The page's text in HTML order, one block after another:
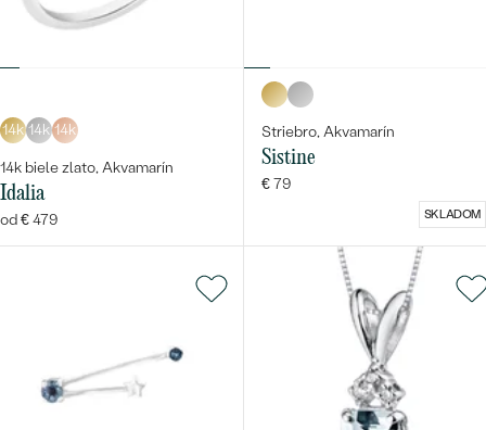
14k 14k 14k
14k biele zlato, Akvamarín
Idalia
od € 479
Striebro, Akvamarín
Sistine
€ 79
SKLADOM